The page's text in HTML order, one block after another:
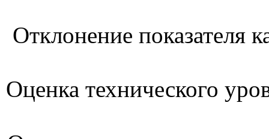
Отклонение показателя
Оценка технического